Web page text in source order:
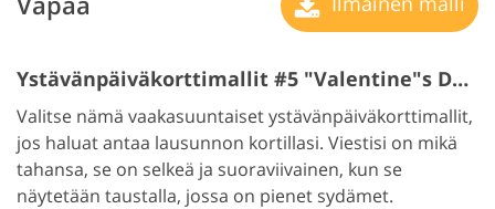
Ystävänpäiväkorttimallit #5 "Valentine"s Day Cards"
Valitse nämä vaakasuuntaiset ystävänpäiväkorttimallit,
jos haluat antaa lausunnon kortillasi. Viestisi on mikä
tahansa, se on selkeä ja suoraviivainen, kun se
näytetään taustalla, jossa on pienet sydämet.